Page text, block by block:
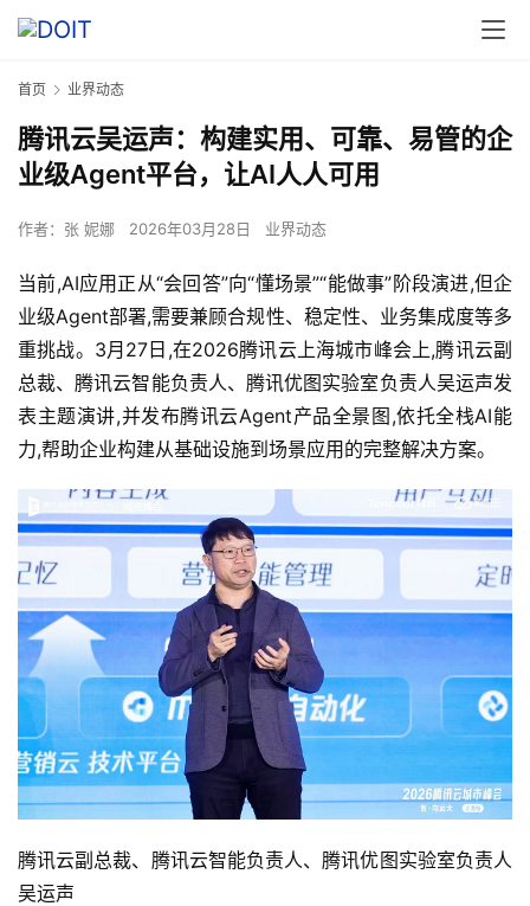
首页 业界动态
腾讯云吴运声：构建实用、可靠、易管的企
业级Agent平台，让AI人人可用
作者： 张 妮娜 2026年03月28日 业界动态
当前,AI应用正从“会回答”向“懂场景”“能做事”阶段演进,但企
业级Agent部署,需要兼顾合规性、稳定性、业务集成度等多
重挑战。3月27日,在2026腾讯云上海城市峰会上,腾讯云副
总裁、腾讯云智能负责人、腾讯优图实验室负责人吴运声发
表主题演讲,并发布腾讯云Agent产品全景图,依托全栈AI能
力,帮助企业构建从基础设施到场景应用的完整解决方案。
腾讯云副总裁、腾讯云智能负责人、腾讯优图实验室负责人
吴运声